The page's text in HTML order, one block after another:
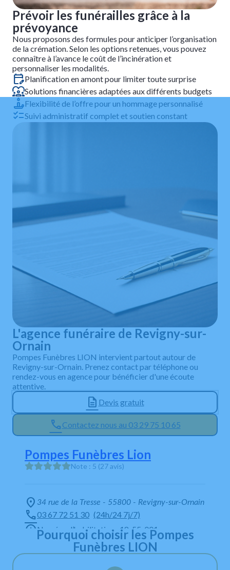
Prévoir les funérailles grâce à la
prévoyance
Nous proposons des formules pour anticiper l’organisation
de la crémation. Selon les options retenues, vous pouvez
connaître à l’avance le coût de l’incinération et
personnaliser les modalités.
Planification en amont pour limiter toute surprise
Solutions financières adaptées aux différents budgets
Flexibilité de l’offre pour un hommage personnalisé
Suivi administratif complet et soutien constant
L'agence funéraire de Revigny-sur-
Ornain
Pompes Funèbres LION intervient partout autour de
Revigny-sur-Ornain. Prenez contact par téléphone ou
rendez-vous en agence pour bénéficier d'une écoute
attentive.
Devis gratuit
Contactez nous au 03 29 75 10 65
Pompes Funèbres Lion
Note : 5 (27 avis)
34 rue de la Tresse - 55800 - Revigny-sur-Ornain
03 67 72 51 30 (24h/24 7j/7)
Numéro d’habilitation : 18-55-001
Lundi au Dimanche
Pourquoi choisir les Pompes
Funèbres LION